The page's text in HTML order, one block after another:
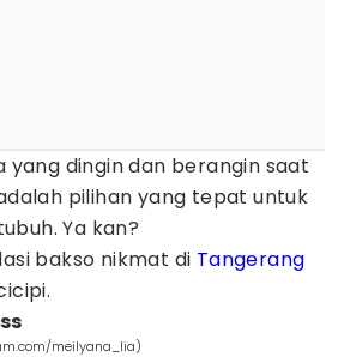
yang dingin dan berangin saat
pilihan yang tepat untuk
Ya kan?
bakso nikmat di Tangerang
meilyana_lia)